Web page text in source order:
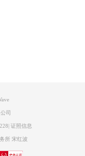
司
| 证照信息
所 宋红波